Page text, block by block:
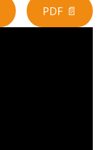
PDF 📄